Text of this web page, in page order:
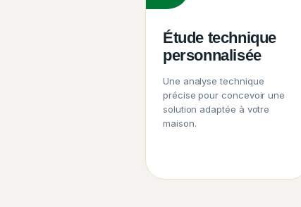
Étude technique
personnalisée
Une analyse technique
précise pour concevoir une
solution adaptée à votre
maison.